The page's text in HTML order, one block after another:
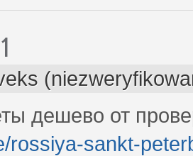
дешево от
rossiya-sankt-